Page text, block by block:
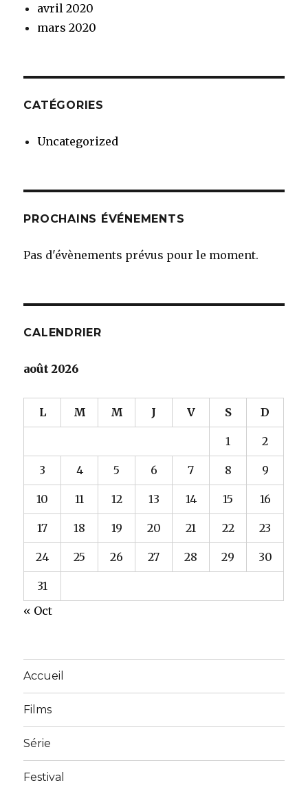
avril 2020
mars 2020
CATÉGORIES
Uncategorized
PROCHAINS ÉVÉNEMENTS
Pas d'évènements prévus pour le moment.
CALENDRIER
août 2026
L M M J V S D
1 2
3 4 5 6 7 8 9
10 11 12 13 14 15 16
17 18 19 20 21 22 23
24 25 26 27 28 29 30
31
« Oct
Accueil
Films
Série
Festival